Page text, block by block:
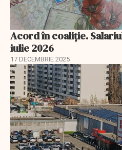
Acord în coaliție.
iulie 2026
17 DECEMBRIE 2025